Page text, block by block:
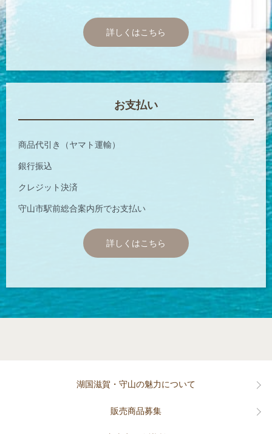
詳しくはこちら
お支払い
商品代引き（ヤマト運輸）
銀行振込
クレジット決済
守山市駅前総合案内所でお支払い
詳しくはこちら
湖国滋賀・守山の魅力について
販売商品募集